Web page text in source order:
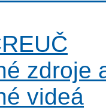
zdroje
videá